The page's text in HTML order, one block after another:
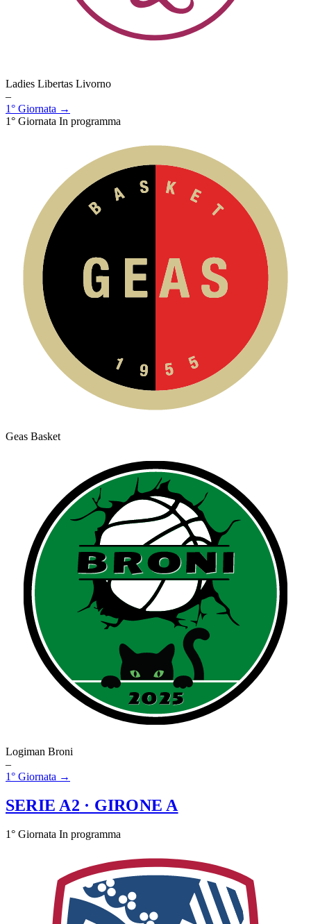
Ladies Libertas Livorno
–
1° Giornata →
1° Giornata In programma
Geas Basket
Logiman Broni
–
1° Giornata →
SERIE A2 · GIRONE A
1° Giornata In programma